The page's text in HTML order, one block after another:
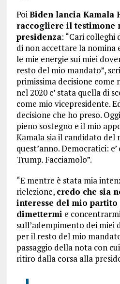
PoiBiden lancia Kamala
raccogliere il testimone
presidenza: “Cari colleghi
di non accettare la
le mie energie sui miei
resto del mio mandato”,
primissima decisione
nel 2020 e’ stata quella di
come mio vicepresidente.
decisione che ho preso.
pieno sostegno e il mio
Kamala sia il candidato
quest’anno. Democratici:
Trump. Facciamolo”.
“E mentre è stata mia
rielezione, credo che sia
interesse del mio partito
dimettermi e
sull’adempimento dei miei
per il resto del mio
passaggio della nota con
ritiro dalla corsa alla